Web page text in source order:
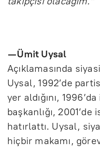
— Ümit Uysal
Açıklamasında
Uysal, 1992’de
yer aldığını,
başkanlığı, 2001’de
hatırlattı. Uysal,
hiçbir makamı,